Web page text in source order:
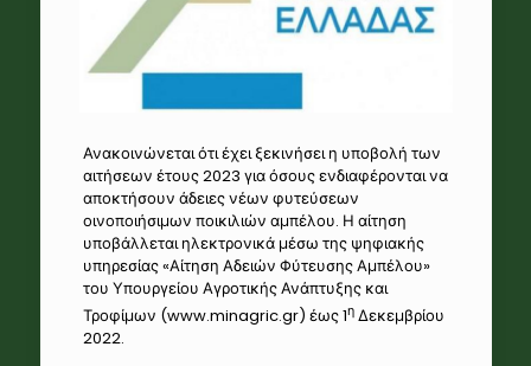
Ανακοινώνεται ότι έχει ξεκινήσει η υποβολή των
αιτήσεων έτους 2023 για όσους ενδιαφέρονται να
αποκτήσουν άδειες νέων φυτεύσεων
οινοποιήσιμων ποικιλιών αμπέλου. Η αίτηση
υποβάλλεται ηλεκτρονικά μέσω της ψηφιακής
υπηρεσίας «Αίτηση Αδειών Φύτευσης Αμπέλου»
του Υπουργείου Αγροτικής Ανάπτυξης και
Τροφίμων (www.minagric.gr) έως 1ηΔεκεμβρίου
2022.